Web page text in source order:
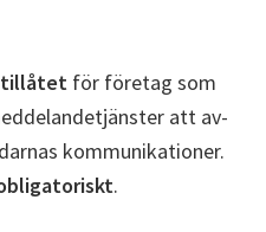
tillåtet för företag som
att av-
kommunikationer.
.